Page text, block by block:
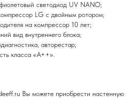
светодиод UV NANO;
LG с двойным ротором;
на компрессор 10 лет;
вид внутреннего блока;
авторестар;
класса «А++».
Вы можете приобрести настенную
персональных данных